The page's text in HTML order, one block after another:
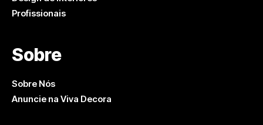
Profissionais
Sobre
Sobre Nós
Anuncie na Viva Decora